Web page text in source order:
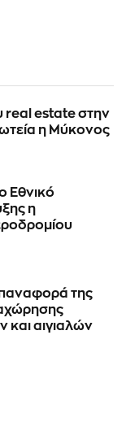
real estate στην
η Μύκονος
Εθνικό
η
της
και αιγιαλών